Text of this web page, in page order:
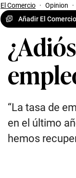
El Comercio · Opinion ·
Añadir El
“La tasa de
en el último
hemos